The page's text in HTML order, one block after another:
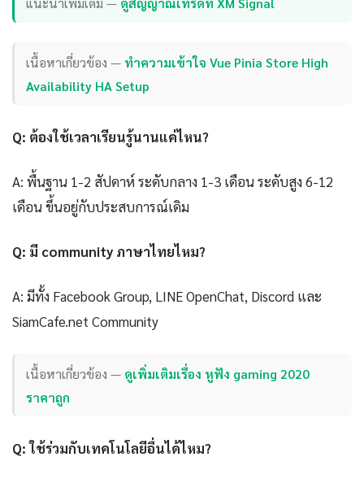
เนื้อหาเกี่ยวข้อง — ทำความเข้าใจ Vue Pinia Store High
Availability HA Setup
Q: ต้องใช้เวลาเรียนรู้นานแค่ไหน?
A: พื้นฐาน 1-2 สัปดาห์ ระดับกลาง 1-3 เดือน ระดับสูง 6-12
เดือน ขึ้นอยู่กับประสบการณ์เดิม
Q: มี community ภาษาไทยไหม?
A: มีทั้ง Facebook Group, LINE OpenChat, Discord และ
SiamCafe.net Community
เนื้อหาเกี่ยวข้อง — ดูเพิ่มเติมเรื่อง หูฟัง gaming 2020
ราคาถูก
Q: ใช้ร่วมกับเทคโนโลยีอื่นได้ไหม?